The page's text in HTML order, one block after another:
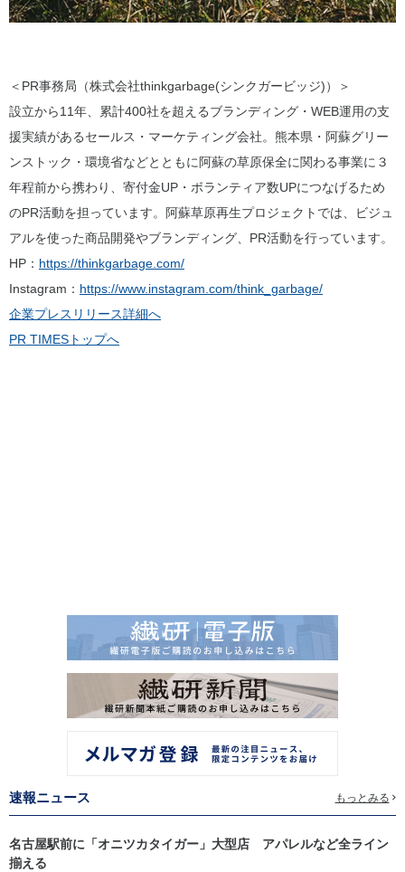
＜PR事務局（株式会社thinkgarbage(シンクガービッジ)）＞
設立から11年、累計400社を超えるブランディング・WEB運用の支
援実績があるセールス・マーケティング会社。熊本県・阿蘇グリー
ンストック・環境省などとともに阿蘇の草原保全に関わる事業に３
年程前から携わり、寄付金UP・ボランティア数UPにつなげるため
のPR活動を担っています。阿蘇草原再生プロジェクトでは、ビジュ
アルを使った商品開発やブランディング、PR活動を行っています。
HP： https://thinkgarbage.com/
Instagram： https://www.instagram.com/think_garbage/
企業プレスリリース詳細へ
PR TIMESトップへ
速報ニュース もっとみる
名古屋駅前に「オニツカタイガー」大型店 アパレルなど全ライン
揃える